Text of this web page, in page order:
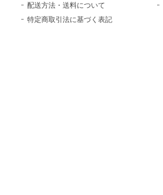
配送方法・送料について
特定商取引法に基づく表記